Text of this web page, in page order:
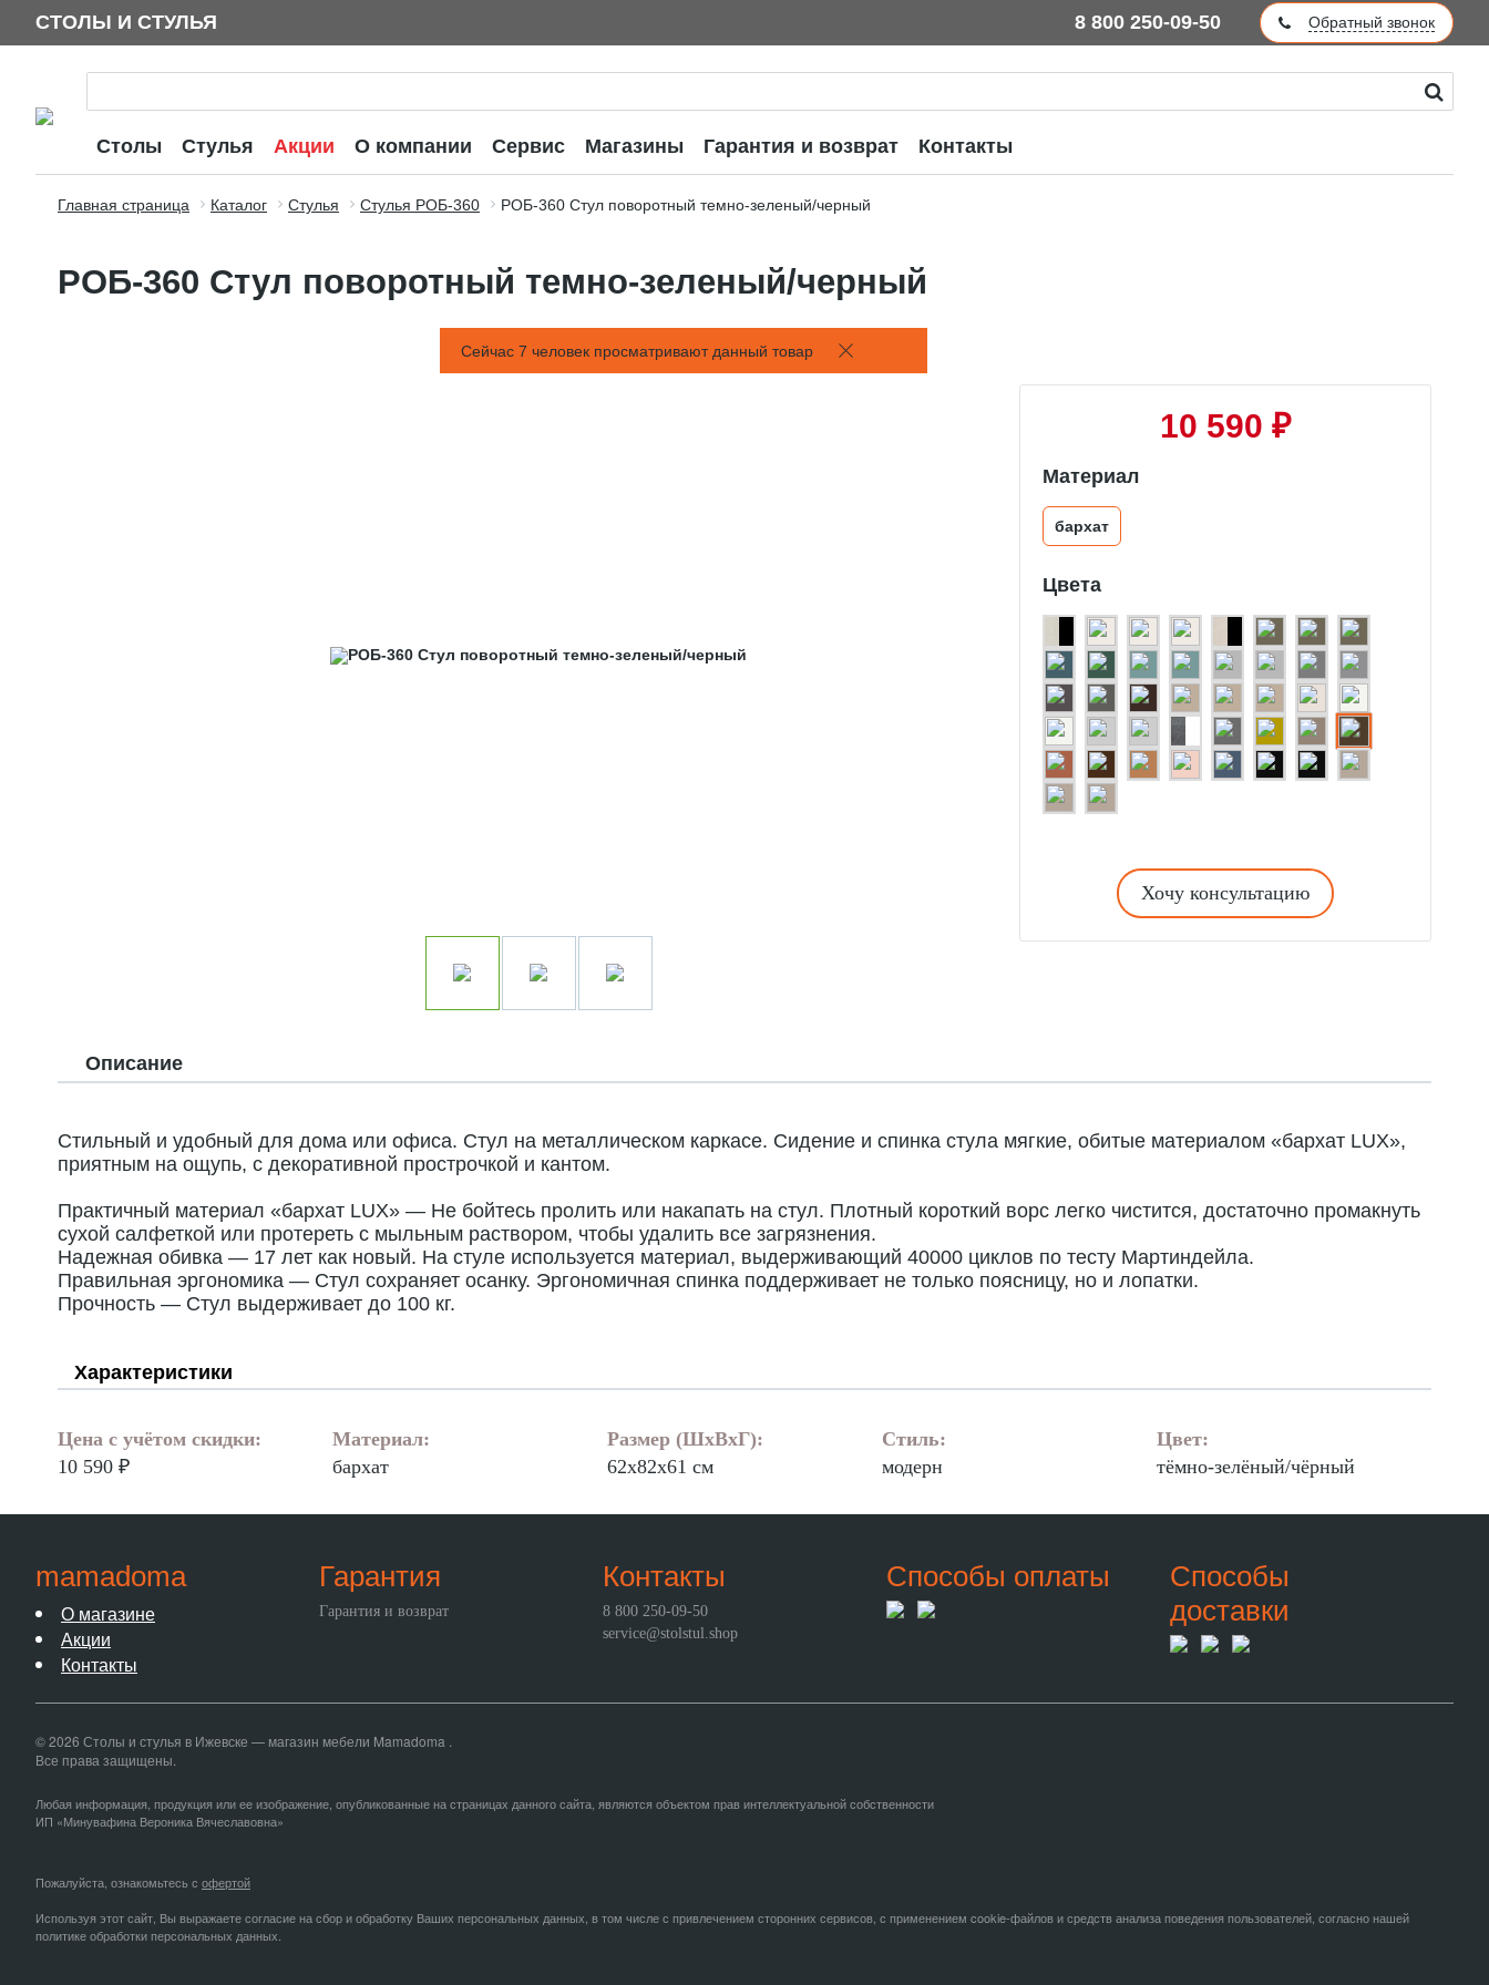
СТОЛЫ И СТУЛЬЯ 8 800 250-09-50 Обратный звонок
Столы Стулья Акции О компании Сервис Магазины Гарантия и возврат Контакты
Главная страница Каталог Стулья Стулья РОБ-360 РОБ-360 Стул поворотный темно-зеленый/черный
РОБ-360 Стул поворотный темно-зеленый/черный
Сейчас 7 человек просматривают данный товар
10 590 ₽
Материал
бархат
Цвета
Хочу консультацию
Описание
Стильный и удобный для дома или офиса. Стул на металлическом каркасе. Сидение и спинка стула мягкие, обитые материалом «бархат LUX»,
приятным на ощупь, с декоративной прострочкой и кантом.
Практичный материал «бархат LUX» — Не бойтесь пролить или накапать на стул. Плотный короткий ворс легко чистится, достаточно промакнуть
сухой салфеткой или протереть с мыльным раствором, чтобы удалить все загрязнения.
Надежная обивка — 17 лет как новый. На стуле используется материал, выдерживающий 40000 циклов по тесту Мартиндейла.
Правильная эргономика — Стул сохраняет осанку. Эргономичная спинка поддерживает не только поясницу, но и лопатки.
Прочность — Стул выдерживает до 100 кг.
Характеристики
Цена с учётом скидки:
10 590 ₽
Материал:
бархат
Размер (ШхВхГ):
62х82х61 см
Стиль:
модерн
Цвет:
тёмно-зелёный/чёрный
mamadoma
О магазине
Акции
Контакты
Гарантия
Гарантия и возврат
Контакты
8 800 250-09-50
service@stolstul.shop
Способы оплаты
Способы
доставки
© 2026 Столы и стулья в Ижевске — магазин мебели Mamadoma .
Все права защищены.
Любая информация, продукция или ее изображение, опубликованные на страницах данного сайта, являются объектом прав интеллектуальной собственности
ИП «Минувафина Вероника Вячеславовна»
Пожалуйста, ознакомьтесь с офертой
Используя этот сайт, Вы выражаете согласие на сбор и обработку Ваших персональных данных, в том числе с привлечением сторонних сервисов, с применением cookie-файлов и средств анализа поведения пользователей, согласно нашей
политике обработки персональных данных.